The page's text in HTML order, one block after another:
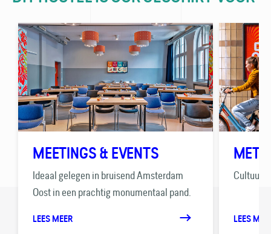
MEETINGS & EVENTS
Ideaal gelegen in bruisend Amsterdam
Oost in een prachtig monumentaal pand.
LEES MEER
MET
Cultuur
LEES